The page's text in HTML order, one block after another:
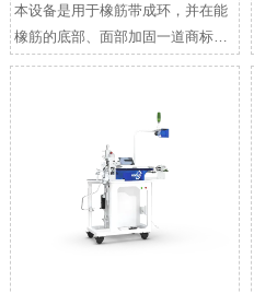
本设备是用于橡筋带成环，并在能
橡筋的底部、面部加固一道商标带
的半自动设备，只需人手放标带和